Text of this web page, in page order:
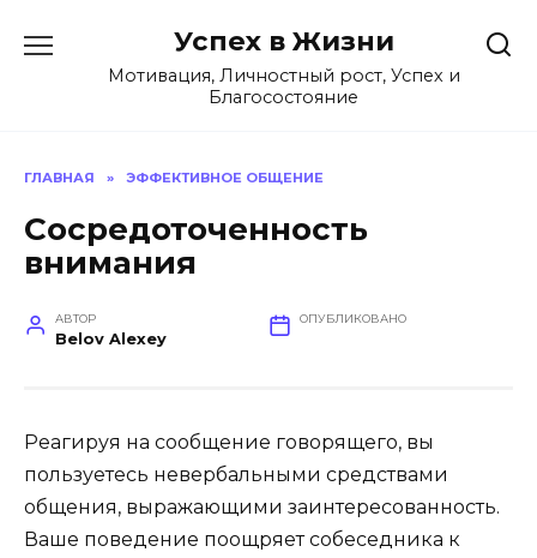
содержанию
Успех в Жизни
Мотивация, Личностный рост, Успех и
Благосостояние
ГЛАВНАЯ » ЭФФЕКТИВНОЕ ОБЩЕНИЕ
Сосредоточенность
внимания
АВТОР
Belov Alexey
ОПУБЛИКОВАНО
Реагируя на сообщение говорящего, вы
пользуетесь невербальными средствами
общения, выражающими заинтересованность.
Ваше поведение поощряет собеседника к